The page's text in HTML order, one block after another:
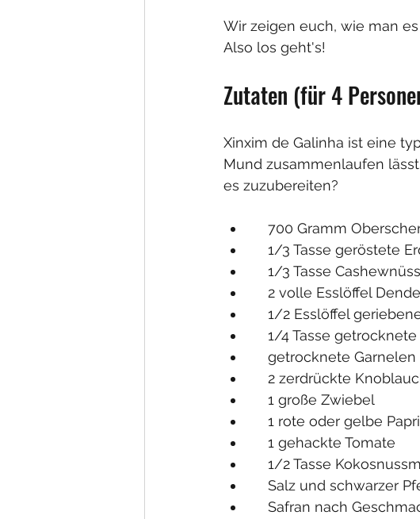
Wir zeigen euch, wie man
Also los geht's!
Zutaten (für 4
Xinxim de Galinha ist eine
Mund zusammenlaufen
es zuzubereiten?
700 Gramm
1/3 Tasse
1/3 Tasse
2 volle Esslöffel
1/2 Esslöffel
1/4 Tasse
getrocknete
2 zerdrückte
    1 große Zwiebel
1 rote oder gelbe
    1 gehackte Tomate
1/2 Tasse
Salz und schwarzer
Safran nach